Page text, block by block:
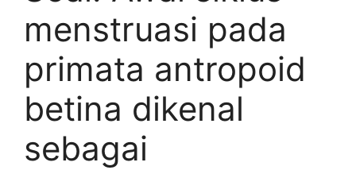
menstruasi pada
primata antropoid
betina dikenal
sebagai